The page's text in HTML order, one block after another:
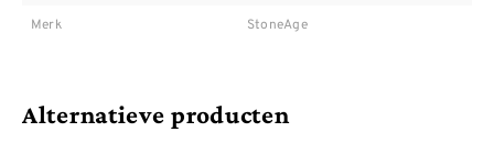
Merk StoneAge
Alternatieve producten